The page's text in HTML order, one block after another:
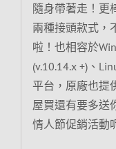
隨身帶著走！更
兩種接頭款式，
啦！也相容於
(v.10.14.x +)、
平台，原廠也提
屋買還有要多送
情人節促銷活動